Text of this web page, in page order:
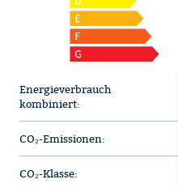
Energieverbrauch
kombiniert:
CO₂-Emissionen:
CO₂-Klasse: